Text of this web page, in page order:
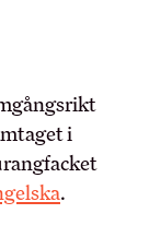
i
.